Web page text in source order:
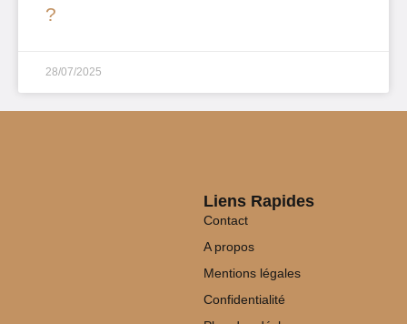
?
28/07/2025
Liens Rapides
Contact
A propos
Mentions légales
Confidentialité